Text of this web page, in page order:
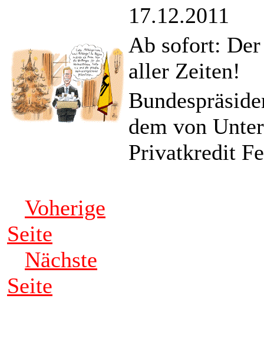
17.12.2011
Ab sofort: Der
aller Zeiten!
dem von
Privatkredit
Voherige
Seite
Nächste
Seite